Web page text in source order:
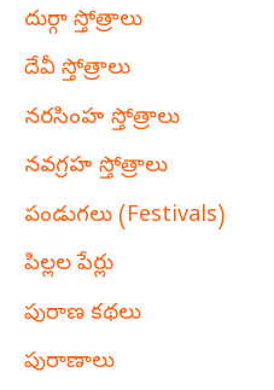
దుర్గా స్తోత్రాలు
దేవీ స్తోత్రాలు
నరసింహ స్తోత్రాలు
నవగ్రహ స్తోత్రాలు
పండుగలు (Festivals)
పిల్లల పేర్లు
పురాణ కథలు
పురాణాలు